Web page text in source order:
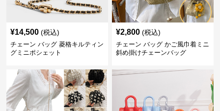
¥14,500 (税込)
チェーン バッグ 菱格キルティン
グミニポシェット
¥2,800 (税込)
チェーン バッグ かご風巾着ミニ
斜め掛けチェーンバッグ